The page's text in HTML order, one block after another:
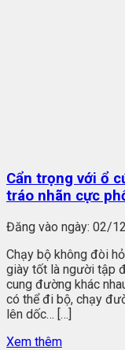
Cẩn trọng với ổ
tráo nhãn cực
Đăng vào ngày: 02/
Chạy bộ không đòi
giày tốt là người tập
cung đường khác
có thể đi bộ, chạy
lên dốc… […]
Xem thêm